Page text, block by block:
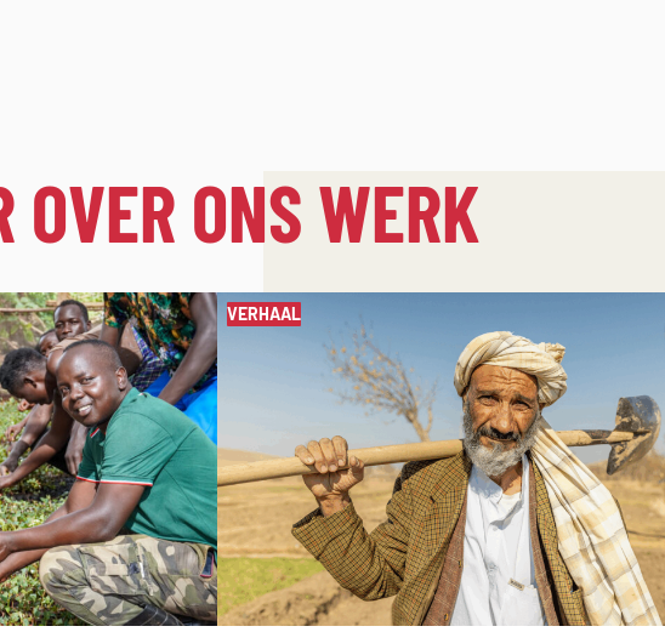
OVER ONS WERK
VERHAAL